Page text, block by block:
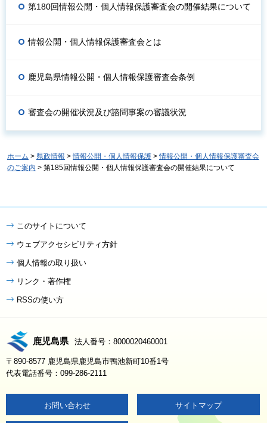
第180回情報公開・個人情報保護審査会の開催結果について
情報公開・個人情報保護審査会とは
鹿児島県情報公開・個人情報保護審査会条例
審査会の開催状況及び諮問事案の審議状況
ホーム > 県政情報 >情報公開・個人情報保護 >情報公開・個人情報保護審査会
のご案内 > 第185回情報公開・個人情報保護審査会の開催結果について
このサイトについて
ウェブアクセシビリティ方針
個人情報の取り扱い
リンク・著作権
RSSの使い方
鹿児島県 法人番号：8000020460001
〒890-8577 鹿児島県鹿児島市鴨池新町10番1号
代表電話番号：099-286-2111
お問い合わせ サイトマップ